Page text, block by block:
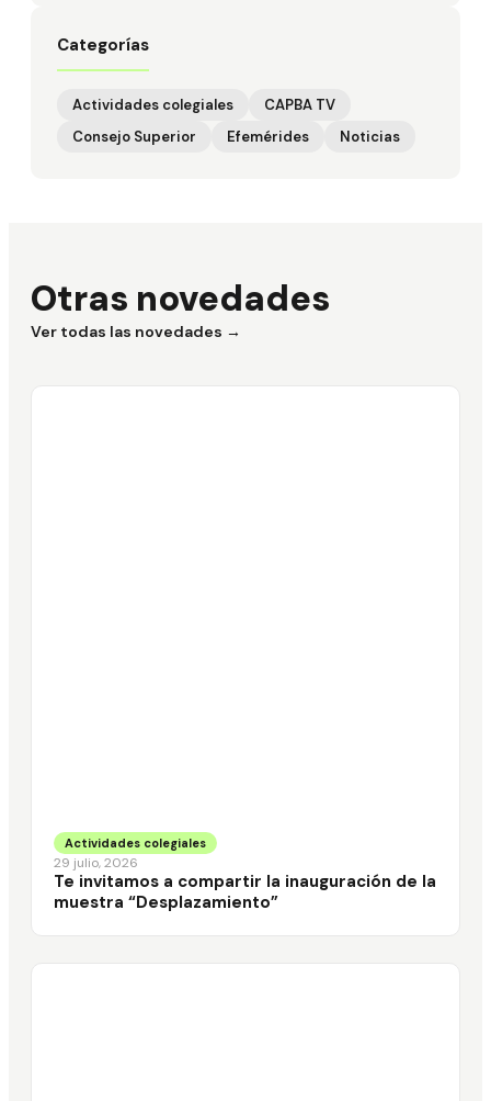
Categorías
Actividades colegiales
CAPBA TV
Consejo Superior
Efemérides Noticias
Otras novedades
Ver todas las novedades →
Actividades colegiales
29 julio, 2026
Te invitamos a compartir la inauguración de la
muestra “Desplazamiento”